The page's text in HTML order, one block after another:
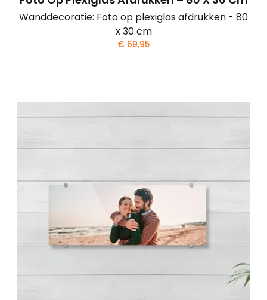
Wanddecoratie: Foto op plexiglas afdrukken - 80
x 30 cm
€ 69,95